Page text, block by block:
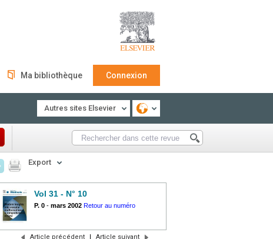
Ma bibliothèque Connexion
Autres sites Elsevier
Export
Vol 31 - N° 10
P. 0 - mars 2002 Retour au numéro
Article précédent | Article suivant